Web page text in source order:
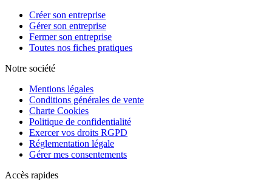
Créer son entreprise
Gérer son entreprise
Fermer son entreprise
Toutes nos fiches pratiques
Notre société
Mentions légales
Conditions générales de vente
Charte Cookies
Politique de confidentialité
Exercer vos droits RGPD
Réglementation légale
Gérer mes consentements
Accès rapides